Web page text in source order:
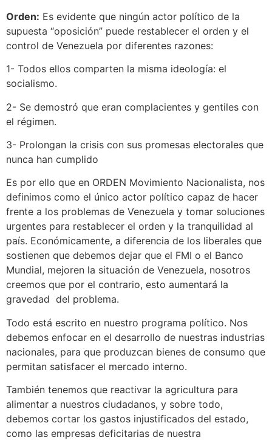
Orden: Es evidente que ningún actor político de la
supuesta “oposición” puede restablecer el orden y el
control de Venezuela por diferentes razones:
1- Todos ellos comparten la misma ideología: el
socialismo.
2- Se demostró que eran complacientes y gentiles con
el régimen.
3- Prolongan la crisis con sus promesas electorales que
nunca han cumplido
Es por ello que en ORDEN Movimiento Nacionalista, nos
definimos como el único actor político capaz de hacer
frente a los problemas de Venezuela y tomar soluciones
urgentes para restablecer el orden y la tranquilidad al
país. Económicamente, a diferencia de los liberales que
sostienen que debemos dejar que el FMI o el Banco
Mundial, mejoren la situación de Venezuela, nosotros
creemos que por el contrario, esto aumentará la
gravedad del problema.
Todo está escrito en nuestro programa político. Nos
debemos enfocar en el desarrollo de nuestras industrias
nacionales, para que produzcan bienes de consumo que
permitan satisfacer el mercado interno.
También tenemos que reactivar la agricultura para
alimentar a nuestros ciudadanos, y sobre todo,
debemos cortar los gastos injustificados del estado,
como las empresas deficitarias de nuestra